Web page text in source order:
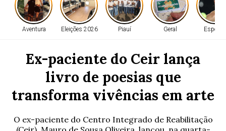
Aventura Eleições 2026 Piauí Geral
Ex-paciente do Ceir lança
livro de poesias que
transforma vivências em arte
O ex-paciente do Centro Integrado de Reabilitação